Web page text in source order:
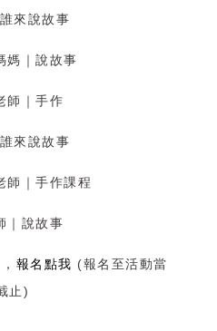
來說故事
媽｜說故事
師｜手作
來說故事
師｜手作課程
｜說故事
報名點我 (報名至活動當
止)